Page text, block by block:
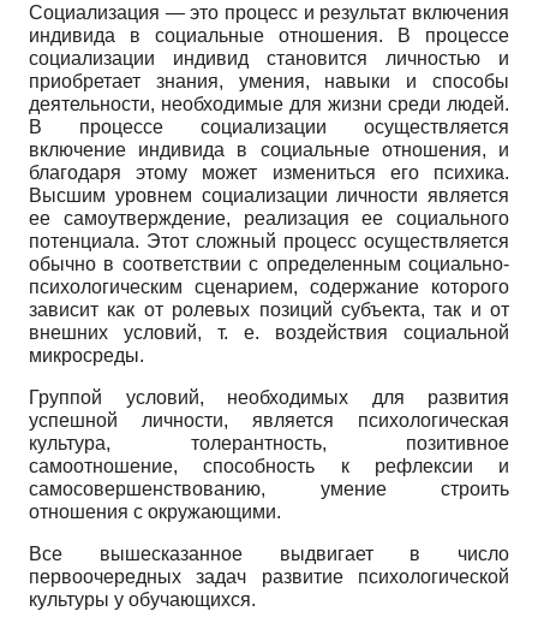
Социализация — это процесс и результат включения
индивида в социальные отношения. В процессе
социализации индивид становится личностью и
приобретает знания, умения, навыки и способы
деятельности, необходимые для жизни среди людей.
В процессе социализации осуществляется
включение индивида в социальные отношения, и
благодаря этому может измениться его психика.
Высшим уровнем социализации личности является
ее самоутверждение, реализация ее социального
потенциала. Этот сложный процесс осуществляется
обычно в соответствии с определенным социально-
психологическим сценарием, содержание которого
зависит как от ролевых позиций субъекта, так и от
внешних условий, т. е. воздействия социальной
микросреды.
Группой условий, необходимых для развития
успешной личности, является психологическая
культура, толерантность, позитивное
самоотношение, способность к рефлексии и
самосовершенствованию, умение строить
отношения с окружающими.
Все вышесказанное выдвигает в число
первоочередных задач развитие психологической
культуры у обучающихся.